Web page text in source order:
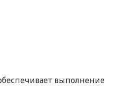
выполнение